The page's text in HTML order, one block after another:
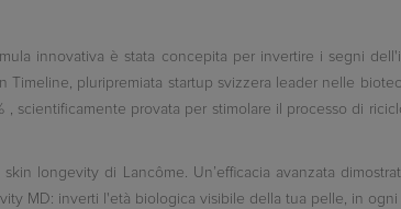
innovativa è stata concepita per invertire i segni
pluripremiata startup svizzera leader nelle
, scientificamente provata per stimolare il processo di
longevity di Lancôme. Un’efficacia avanzata
MD: inverti l'età biologica visibile della tua pelle, in ogni